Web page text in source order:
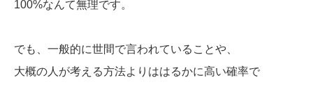
100%なんて無理です。
でも、一般的に世間で言われていることや、
大概の人が考える方法よりははるかに高い確率で